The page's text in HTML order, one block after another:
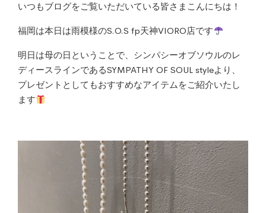
いつもブログをご覧いただいている皆さまこんにちは！
福岡は本日は雨模様のS.O.S fp天神VIORO店です
明日は母の日ということで、シンパシーオブソウルのレ
ディースラインであるSYMPATHY OF SOUL styleより、
プレゼントとしてもおすすめなアイテムをご紹介いたし
ます